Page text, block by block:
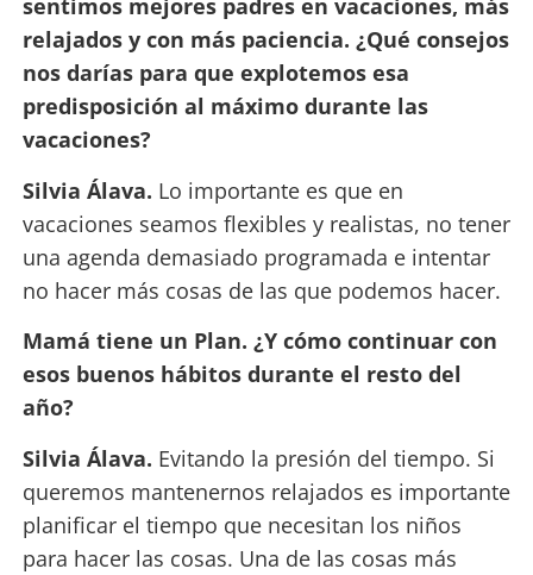
sentimos mejores padres en vacaciones, más
relajados y con más paciencia. ¿Qué consejos
nos darías para que explotemos esa
predisposición al máximo durante las
vacaciones?
Silvia Álava. Lo importante es que en
vacaciones seamos flexibles y realistas, no tener
una agenda demasiado programada e intentar
no hacer más cosas de las que podemos hacer.
Mamá tiene un Plan. ¿Y cómo continuar con
esos buenos hábitos durante el resto del
año?
Silvia Álava. Evitando la presión del tiempo. Si
queremos mantenernos relajados es importante
planificar el tiempo que necesitan los niños
para hacer las cosas. Una de las cosas más